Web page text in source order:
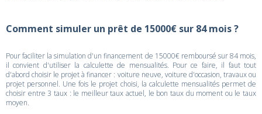
Comment simuler un prêt de 15000€ sur 84 mois ?
Pour faciliter la simulation d'un financement de 15000€ remboursé sur 84 mois,
il convient d'utiliser la calculette de mensualités. Pour ce faire, il faut tout
d'abord choisir le projet à financer : voiture neuve, voiture d'occasion, travaux ou
projet personnel. Une fois le projet choisi, la calculette mensualités permet de
choisir entre 3 taux : le meilleur taux actuel, le bon taux du moment ou le taux
moyen.